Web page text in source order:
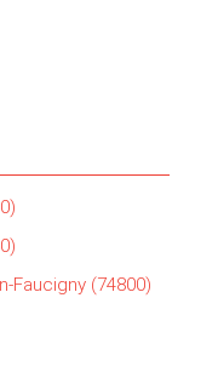
Faucigny (74800)